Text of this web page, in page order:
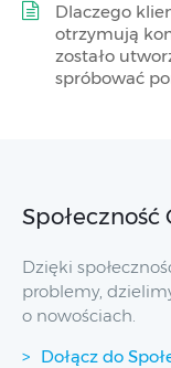
Dlaczego
otrzymują
zostało
spróbować
Społeczność
Dzięki
problemy,
o nowościach.
Dołącz do